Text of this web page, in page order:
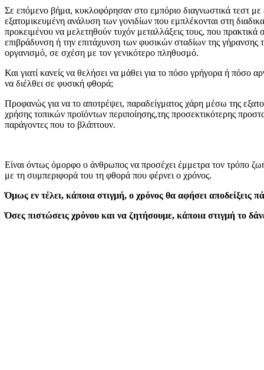
Σε επόμενο βήμα, κυκλοφόρησαν στο εμπόριο διαγνωστικά τεστ με
εξατομικευμένη ανάλυση των γονιδίων που εμπλέκονται στη
προκειμένου να μελετηθούν τυχόν μεταλλάξεις τους, που πρακτικά
επιβράδυνση ή την επιτάχυνση των φυσικών σταδίων της γήρανσης
οργανισμό, σε σχέση με τον γενικότερο πληθυσμό.
Και γιατί κανείς να θελήσει να μάθει για το πόσο γρήγορα ή πόσο
να διέλθει σε φυσική φθορά;
Προφανώς για να το αποτρέψει, παραδείγματος χάρη μέσω της
χρήσης τοπικών προϊόντων περιποίησης,της προσεκτικότερης
παράγοντες που το βλάπτουν.
Είναι όντως όμορφο ο άνθρωπος να προσέχει έμμετρα τον τρόπο
με τη συμπεριφορά του τη φθορά που φέρνει ο χρόνος.
Όμως εν τέλει, κάποια στιγμή, ο χρόνος θα αφήσει αποδείξεις
Όσες πιστώσεις χρόνου και να ζητήσουμε, κάποια στιγμή το